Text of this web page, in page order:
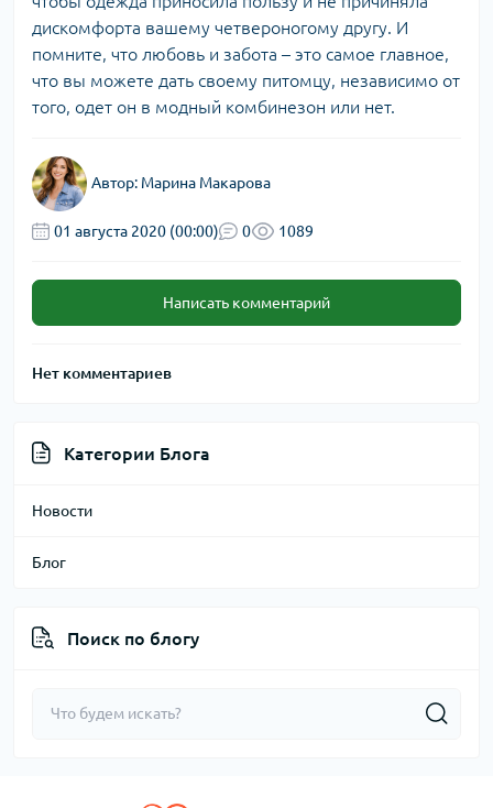
дискомфорта вашему четвероногому другу. И
помните, что любовь и забота – это самое главное,
что вы можете дать своему питомцу, независимо от
того, одет он в модный комбинезон или нет.
Автор: Марина Макарова
01 августа 2020 (00:00) 0 1089
Написать комментарий
Нет комментариев
Категории Блога
Новости
Блог
Поиск по блогу